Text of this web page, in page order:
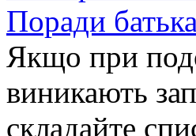
Поради
Якщо при
виникають
складайте